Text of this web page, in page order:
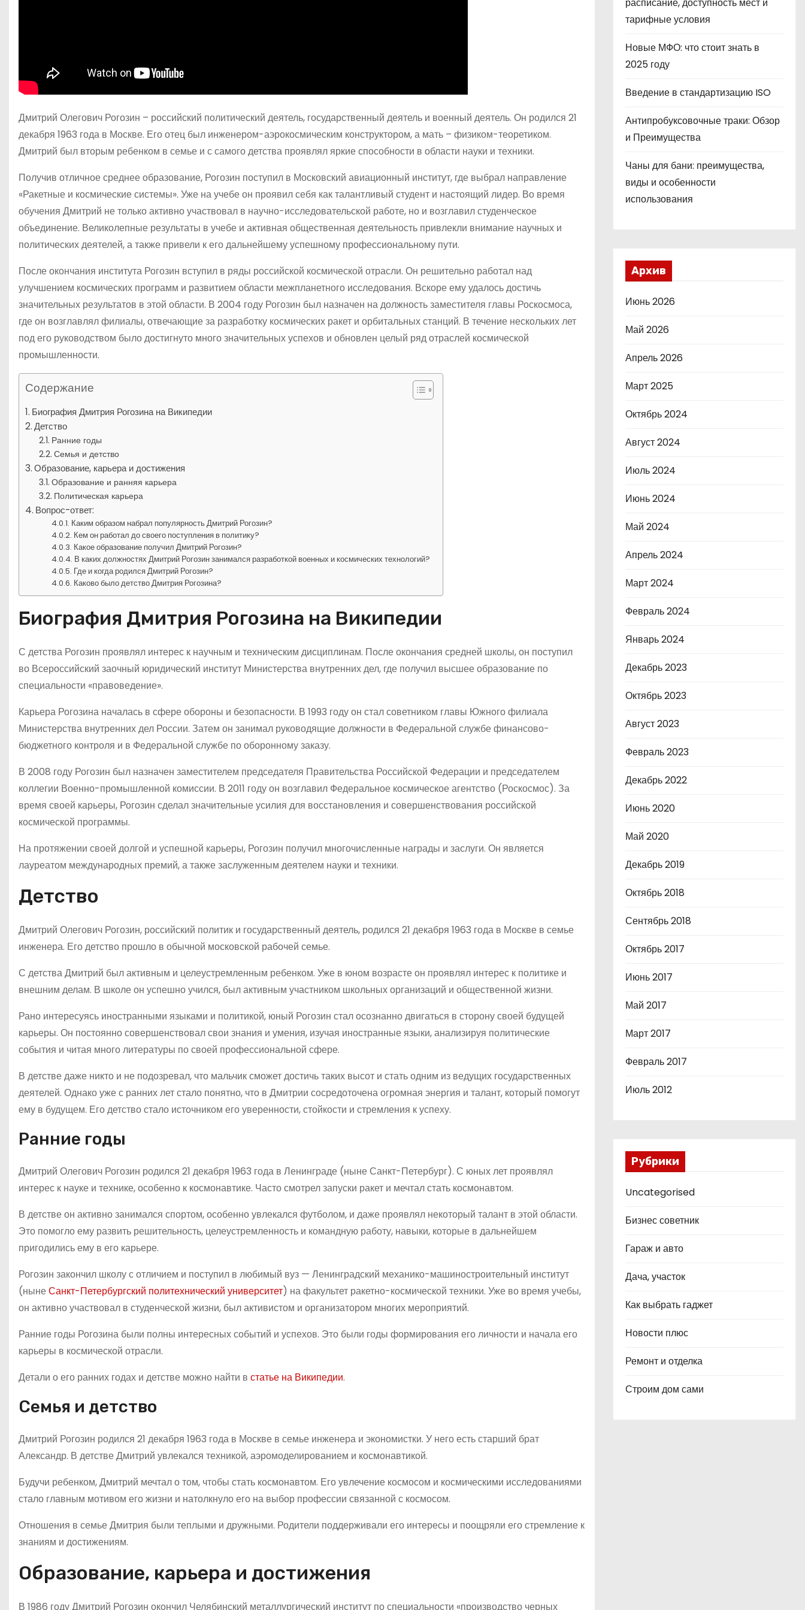
Дмитрий Олегович Рогозин – российский политический деятель, государственный деятель и военный деятель. Он родился 21
декабря 1963 года в Москве. Его отец был инженером-аэрокосмическим конструктором, а мать – физиком-теоретиком.
Дмитрий был вторым ребенком в семье и с самого детства проявлял яркие способности в области науки и техники.
Получив отличное среднее образование, Рогозин поступил в Московский авиационный институт, где выбрал направление
«Ракетные и космические системы». Уже на учебе он проявил себя как талантливый студент и настоящий лидер. Во время
обучения Дмитрий не только активно участвовал в научно-исследовательской работе, но и возглавил студенческое
объединение. Великолепные результаты в учебе и активная общественная деятельность привлекли внимание научных и
политических деятелей, а также привели к его дальнейшему успешному профессиональному пути.
После окончания института Рогозин вступил в ряды российской космической отрасли. Он решительно работал над
улучшением космических программ и развитием области межпланетного исследования. Вскоре ему удалось достичь
значительных результатов в этой области. В 2004 году Рогозин был назначен на должность заместителя главы Роскосмоса,
где он возглавлял филиалы, отвечающие за разработку космических ракет и орбитальных станций. В течение нескольких лет
под его руководством было достигнуто много значительных успехов и обновлен целый ряд отраслей космической
промышленности.
Содержание
Биография Дмитрия Рогозина на Википедии
Детство
Ранние годы
Семья и детство
Образование, карьера и достижения
Образование и ранняя карьера
Политическая карьера
Вопрос-ответ:
Каким образом набрал популярность Дмитрий Рогозин?
Кем он работал до своего поступления в политику?
Какое образование получил Дмитрий Рогозин?
В каких должностях Дмитрий Рогозин занимался разработкой военных и космических технологий?
Где и когда родился Дмитрий Рогозин?
Каково было детство Дмитрия Рогозина?
Биография Дмитрия Рогозина на Википедии
С детства Рогозин проявлял интерес к научным и техническим дисциплинам. После окончания средней школы, он поступил
во Всероссийский заочный юридический институт Министерства внутренних дел, где получил высшее образование по
специальности «правоведение».
Карьера Рогозина началась в сфере обороны и безопасности. В 1993 году он стал советником главы Южного филиала
Министерства внутренних дел России. Затем он занимал руководящие должности в Федеральной службе финансово-
бюджетного контроля и в Федеральной службе по оборонному заказу.
В 2008 году Рогозин был назначен заместителем председателя Правительства Российской Федерации и председателем
коллегии Военно-промышленной комиссии. В 2011 году он возглавил Федеральное космическое агентство (Роскосмос). За
время своей карьеры, Рогозин сделал значительные усилия для восстановления и совершенствования российской
космической программы.
На протяжении своей долгой и успешной карьеры, Рогозин получил многочисленные награды и заслуги. Он является
лауреатом международных премий, а также заслуженным деятелем науки и техники.
Детство
Дмитрий Олегович Рогозин, российский политик и государственный деятель, родился 21 декабря 1963 года в Москве в семье
инженера. Его детство прошло в обычной московской рабочей семье.
С детства Дмитрий был активным и целеустремленным ребенком. Уже в юном возрасте он проявлял интерес к политике и
внешним делам. В школе он успешно учился, был активным участником школьных организаций и общественной жизни.
Рано интересуясь иностранными языками и политикой, юный Рогозин стал осознанно двигаться в сторону своей будущей
карьеры. Он постоянно совершенствовал свои знания и умения, изучая иностранные языки, анализируя политические
события и читая много литературы по своей профессиональной сфере.
В детстве даже никто и не подозревал, что мальчик сможет достичь таких высот и стать одним из ведущих государственных
деятелей. Однако уже с ранних лет стало понятно, что в Дмитрии сосредоточена огромная энергия и талант, который помогут
ему в будущем. Его детство стало источником его уверенности, стойкости и стремления к успеху.
Ранние годы
Дмитрий Олегович Рогозин родился 21 декабря 1963 года в Ленинграде (ныне Санкт-Петербург). С юных лет проявлял
интерес к науке и технике, особенно к космонавтике. Часто смотрел запуски ракет и мечтал стать космонавтом.
В детстве он активно занимался спортом, особенно увлекался футболом, и даже проявлял некоторый талант в этой области.
Это помогло ему развить решительность, целеустремленность и командную работу, навыки, которые в дальнейшем
пригодились ему в его карьере.
Рогозин закончил школу с отличием и поступил в любимый вуз — Ленинградский механико-машиностроительный институт
(нынеСанкт-Петербургский политехнический университет) на факультет ракетно-космической техники. Уже во время учебы,
он активно участвовал в студенческой жизни, был активистом и организатором многих мероприятий.
Ранние годы Рогозина были полны интересных событий и успехов. Это были годы формирования его личности и начала его
карьеры в космической отрасли.
Детали о его ранних годах и детстве можно найти в статье на Википедии.
Семья и детство
Дмитрий Рогозин родился 21 декабря 1963 года в Москве в семье инженера и экономистки. У него есть старший брат
Александр. В детстве Дмитрий увлекался техникой, аэромоделированием и космонавтикой.
Будучи ребенком, Дмитрий мечтал о том, чтобы стать космонавтом. Его увлечение космосом и космическими исследованиями
стало главным мотивом его жизни и натолкнуло его на выбор профессии связанной с космосом.
Отношения в семье Дмитрия были теплыми и дружными. Родители поддерживали его интересы и поощряли его стремление к
знаниям и достижениям.
Образование, карьера и достижения
В 1986 году Дмитрий Рогозин окончил Челябинский металлургический институт по специальности «производство черных
тарифные условия
Новые МФО: что стоит знать в
2025 году
Введение в стандартизацию ISO
Антипробуксовочные траки: Обзор
и Преимущества
Чаны для бани: преимущества,
виды и особенности
использования
Архив
Июнь 2026
Май 2026
Апрель 2026
Март 2025
Октябрь 2024
Август 2024
Июль 2024
Июнь 2024
Май 2024
Апрель 2024
Март 2024
Февраль 2024
Январь 2024
Декабрь 2023
Октябрь 2023
Август 2023
Февраль 2023
Декабрь 2022
Июнь 2020
Май 2020
Декабрь 2019
Октябрь 2018
Сентябрь 2018
Октябрь 2017
Июнь 2017
Май 2017
Март 2017
Февраль 2017
Июль 2012
Рубрики
Uncategorised
Бизнес советник
Гараж и авто
Дача, участок
Как выбрать гаджет
Новости плюс
Ремонт и отделка
Строим дом сами